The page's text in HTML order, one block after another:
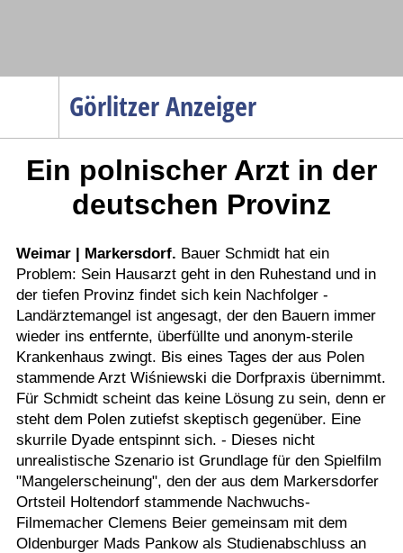
Görlitzer Anzeiger
Menüpunkte
Politik
Gesellschaft
Wirtschaft
Service
Verkehr
Gesundheit
Sport
Kostenlos
Ein polnischer Arzt in der
deutschen Provinz
Weimar | Markersdorf. Bauer Schmidt hat ein
Problem: Sein Hausarzt geht in den Ruhestand und in
der tiefen Provinz findet sich kein Nachfolger -
Landärztemangel ist angesagt, der den Bauern immer
wieder ins entfernte, überfüllte und anonym-sterile
Krankenhaus zwingt. Bis eines Tages der aus Polen
stammende Arzt Wiśniewski die Dorfpraxis übernimmt.
Für Schmidt scheint das keine Lösung zu sein, denn er
steht dem Polen zutiefst skeptisch gegenüber. Eine
skurrile Dyade entspinnt sich. - Dieses nicht
unrealistische Szenario ist Grundlage für den Spielfilm
"Mangelerscheinung", den der aus dem Markersdorfer
Ortsteil Holtendorf stammende Nachwuchs-
Filmemacher Clemens Beier gemeinsam mit dem
Oldenburger Mads Pankow als Studienabschluss an